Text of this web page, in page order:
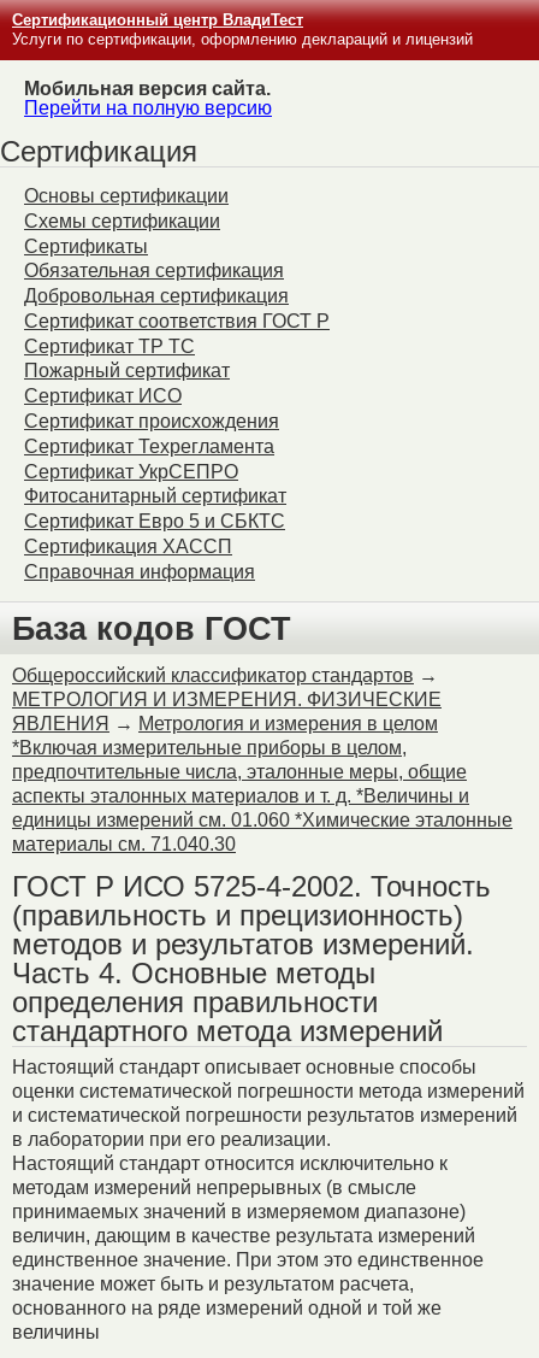
Сертификационный центр ВладиТест
Услуги по сертификации, оформлению деклараций и лицензий
Мобильная версия сайта.
Перейти на полную версию
Сертификация
Основы сертификации
Схемы сертификации
Сертификаты
Обязательная сертификация
Добровольная сертификация
Сертификат соответствия ГОСТ Р
Сертификат ТР ТС
Пожарный сертификат
Сертификат ИСО
Сертификат происхождения
Сертификат Техрегламента
Сертификат УкрСЕПРО
Фитосанитарный сертификат
Сертификат Евро 5 и СБКТС
Сертификация ХАССП
Справочная информация
База кодов ГОСТ
Общероссийский классификатор стандартов →
МЕТРОЛОГИЯ И ИЗМЕРЕНИЯ. ФИЗИЧЕСКИЕ
ЯВЛЕНИЯ → Метрология и измерения в целом
*Включая измерительные приборы в целом,
предпочтительные числа, эталонные меры, общие
аспекты эталонных материалов и т. д. *Величины и
единицы измерений см. 01.060 *Химические эталонные
материалы см. 71.040.30
ГОСТ Р ИСО 5725-4-2002. Точность
(правильность и прецизионность)
методов и результатов измерений.
Часть 4. Основные методы
определения правильности
стандартного метода измерений
Настоящий стандарт описывает основные способы
оценки систематической погрешности метода измерений
и систематической погрешности результатов измерений
в лаборатории при его реализации.
Настоящий стандарт относится исключительно к
методам измерений непрерывных (в смысле
принимаемых значений в измеряемом диапазоне)
величин, дающим в качестве результата измерений
единственное значение. При этом это единственное
значение может быть и результатом расчета,
основанного на ряде измерений одной и той же
величины